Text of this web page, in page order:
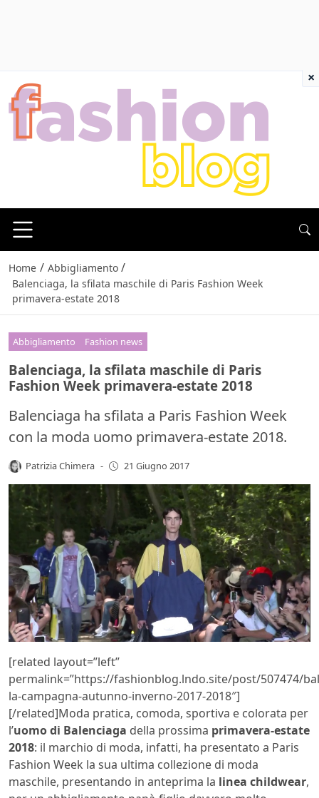
Home / Abbigliamento /
Balenciaga, la sfilata maschile di Paris Fashion Week
primavera-estate 2018
Abbigliamento Fashion news
Balenciaga, la sfilata maschile di Paris
Fashion Week primavera-estate 2018
Balenciaga ha sfilata a Paris Fashion Week
con la moda uomo primavera-estate 2018.
Patrizia Chimera - 21 Giugno 2017
[related layout=”left”
permalink=”https://fashionblog.lndo.site/post/507474/
la-campagna-autunno-inverno-2017-2018″]
[/related]Moda pratica, comoda, sportiva e colorata per
l’uomo di Balenciaga della prossima primavera-estate
2018: il marchio di moda, infatti, ha presentato a Paris
Fashion Week la sua ultima collezione di moda
maschile, presentando in anteprima la linea childwear,
×